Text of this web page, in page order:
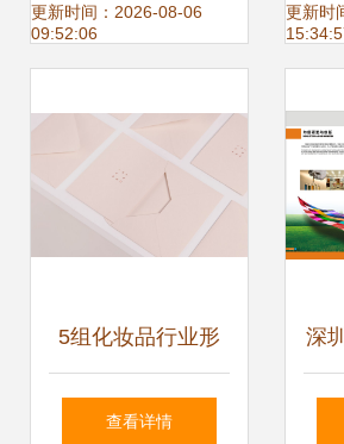
品牌核心价值的双
更新时间：2026-08-06
09:52:06
更新时
5组化妆品行业形
象设计展示 企业形
查看详情
深